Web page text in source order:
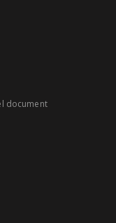
document